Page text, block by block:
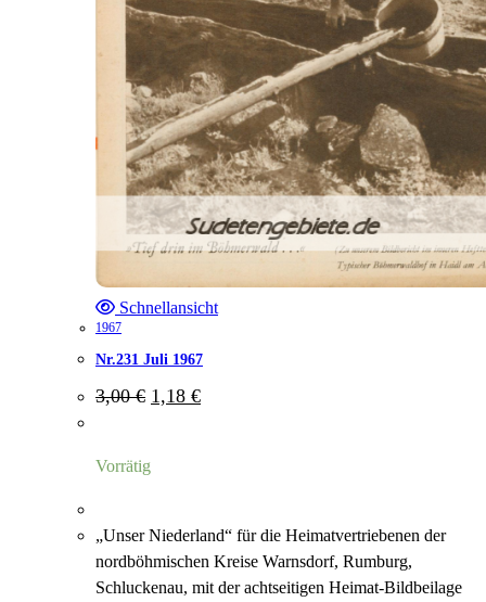
Schnellansicht
1967
Nr.231 Juli 1967
3,00€ Ursprünglicher
Preis
1,18 €Aktueller
Preis
Vorrätig
„Unser Niederland“ für die Heimatvertriebenen der
nordböhmischen Kreise Warnsdorf, Rumburg,
Schluckenau, mit der achtseitigen Heimat-Bildbeilage